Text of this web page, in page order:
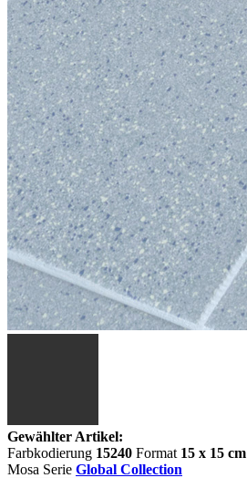
Gewählter Artikel:
Farbkodierung 15240 Format 15 x 15 cm
Mosa Serie Global Collection